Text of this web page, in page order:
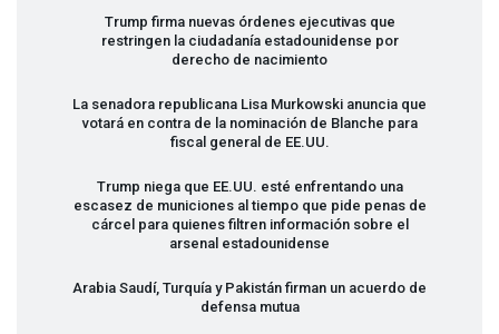
Trump firma nuevas órdenes ejecutivas que
restringen la ciudadanía estadounidense por
derecho de nacimiento
La senadora republicana Lisa Murkowski anuncia que
votará en contra de la nominación de Blanche para
fiscal general de EE.UU.
Trump niega que EE.UU. esté enfrentando una
escasez de municiones al tiempo que pide penas de
cárcel para quienes filtren información sobre el
arsenal estadounidense
Arabia Saudí, Turquía y Pakistán firman un acuerdo de
defensa mutua